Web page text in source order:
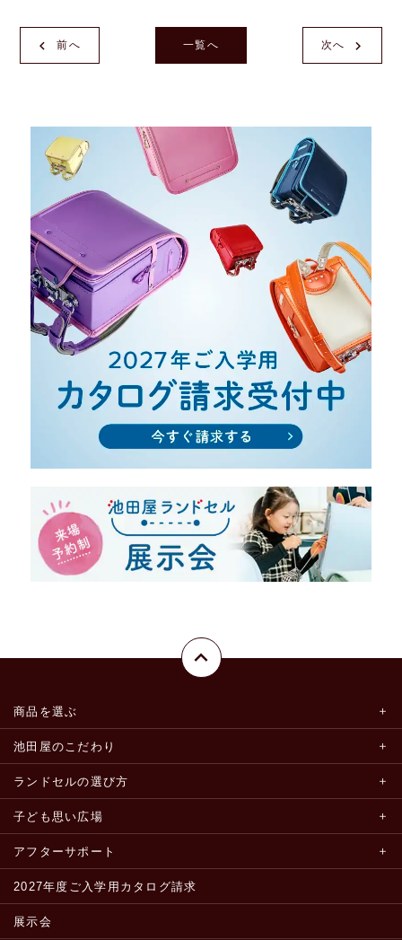
前へ 次へ
一覧へ
商品を選ぶ
池田屋のこだわり
ランドセルの選び方
子ども思い広場
アフターサポート
2027年度ご入学用カタログ請求
展示会